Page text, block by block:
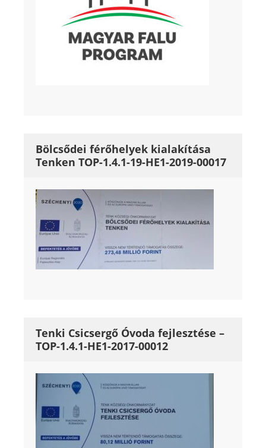
Bölcsődei férőhelyek kialakítása
Tenken TOP-1.4.1-19-HE1-2019-00017
Tenki Csicsergő Óvoda fejlesztése –
TOP-1.4.1-HE1-2017-00012